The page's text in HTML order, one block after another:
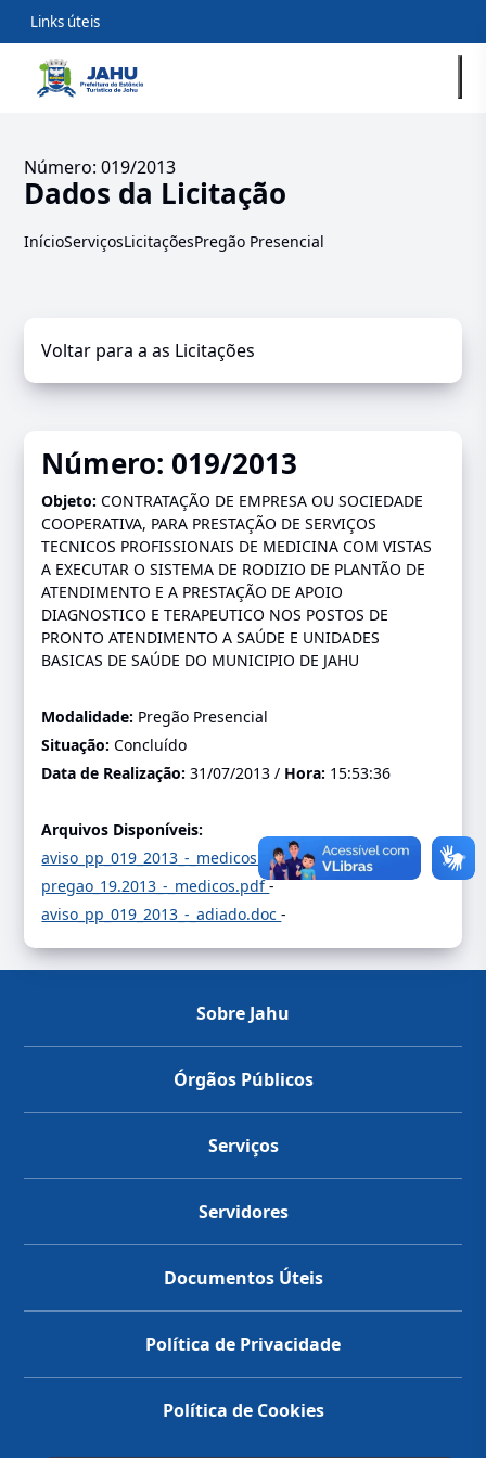
Links úteis
Número: 019/2013
Dados da Licitação
InícioServiçosLicitaçõesPregão Presencial
Voltar para a as Licitações
Número: 019/2013
Objeto:CONTRATAÇÃO DE EMPRESA OU SOCIEDADE
COOPERATIVA, PARA PRESTAÇÃO DE SERVIÇOS
TECNICOS PROFISSIONAIS DE MEDICINA COM VISTAS
A EXECUTAR O SISTEMA DE RODIZIO DE PLANTÃO DE
ATENDIMENTO E A PRESTAÇÃO DE APOIO
DIAGNOSTICO E TERAPEUTICO NOS POSTOS DE
PRONTO ATENDIMENTO A SAÚDE E UNIDADES
BASICAS DE SAÚDE DO MUNICIPIO DE JAHU
Modalidade: Pregão Presencial
Situação:Concluído
Data de Realização:31/07/2013 / Hora: 15:53:36
Arquivos Disponíveis:
aviso_pp_019_2013_-_medicos.doc-
pregao_19.2013_-_medicos.pdf-
aviso_pp_019_2013_-_adiado.doc-
Sobre Jahu
Órgãos Públicos
Serviços
Servidores
Documentos Úteis
Política de Privacidade
Política de Cookies